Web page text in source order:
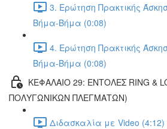
3. Ερώτηση Πρακτικής
Βήμα-Βήμα (0:08)
4. Ερώτηση Πρακτικής
Βήμα-Βήμα (0:08)
ΚΕΦΑΛΑΙΟ 29: ΕΝΤΟΛΕΣ RING &
ΠΟΛΥΓΩΝΙΚΩΝ ΠΛΕΓΜΑΤΩΝ)
Διδασκαλία με Video (4:12)